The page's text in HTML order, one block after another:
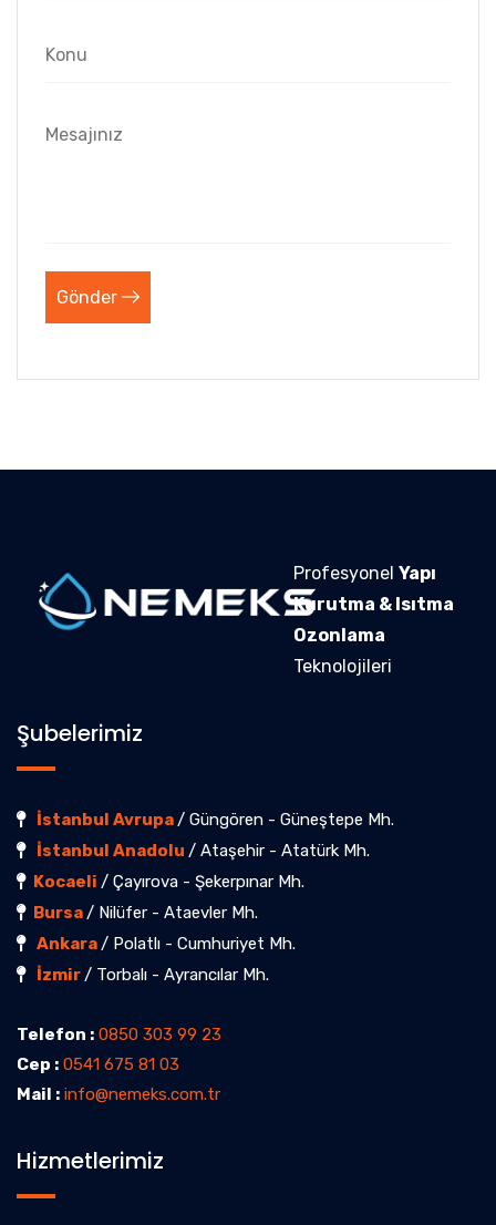
Gönder
Profesyonel Yapı
Kurutma & Isıtma
Ozonlama
Teknolojileri
Şubelerimiz
İstanbul Avrupa/ Güngören - Güneştepe Mh.
İstanbul Anadolu / Ataşehir - Atatürk Mh.
Kocaeli / Çayırova - Şekerpınar Mh.
Bursa/ Nilüfer - Ataevler Mh.
Ankara/ Polatlı - Cumhuriyet Mh.
İzmir/ Torbalı - Ayrancılar Mh.
Telefon : 0850 303 99 23
Cep : 0541 675 81 03
Mail : info@nemeks.com.tr
Hizmetlerimiz